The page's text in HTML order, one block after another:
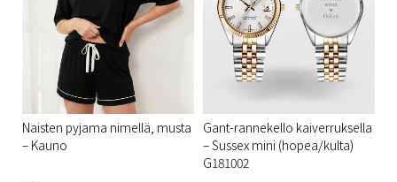
Naisten pyjama nimellä, musta
– Kauno
Gant-rannekello kaiverruksella
– Sussex mini (hopea/kulta)
G181002